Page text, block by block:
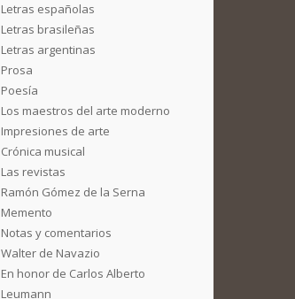
Letras españolas
Letras brasileñas
Letras argentinas
Prosa
Poesía
Los maestros del arte moderno
Impresiones de arte
Crónica musical
Las revistas
Ramón Gómez de la Serna
Memento
Notas y comentarios
Walter de Navazio
En honor de Carlos Alberto
Leumann